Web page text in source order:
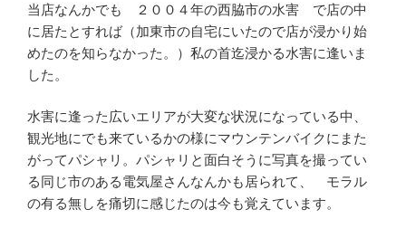
当店なんかでも ２００４年の西脇市の水害 で店の中
に居たとすれば（加東市の自宅にいたので店が浸かり始
めたのを知らなかった。）私の首迄浸かる水害に逢いま
した。
水害に逢った広いエリアが大変な状況になっている中、
観光地にでも来ているかの様にマウンテンバイクにまた
がってパシャリ。パシャリと面白そうに写真を撮ってい
る同じ市のある電気屋さんなんかも居られて、 モラル
の有る無しを痛切に感じたのは今も覚えています。